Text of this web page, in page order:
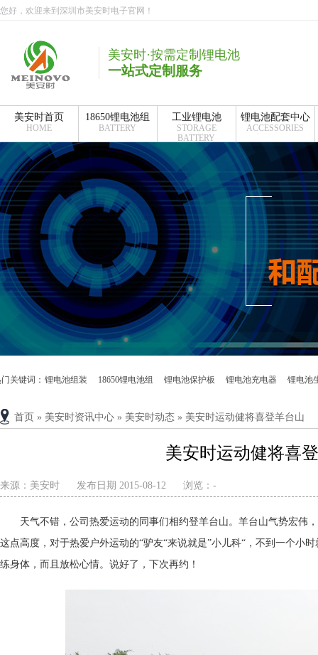
您好，欢迎来到深圳市美安时电子官网！
美安时·按需定制锂电池
一站式定制服务
美安时首页
HOME
18650锂电池组
BATTERY
工业锂电池
STORAGE
BATTERY
锂电池配套中心
ACCESSORIES
关键词： 锂电池组装 18650锂电池组 锂电池保护板 锂电池充电器 锂电池
首页 » 美安时资讯中心 » 美安时动态 » 美安时运动健将喜登羊台山
美安时运动健将喜
来源： 美安时 发布日期 2015-08-12 浏览： -
天气不错，公司热爱运动的同事们相约登羊台山。羊台山气势宏伟
这点高度，对于热爱户外运动的“驴友“来说就是”小儿科“，不到一个小
练身体，而且放松心情。说好了，下次再约！